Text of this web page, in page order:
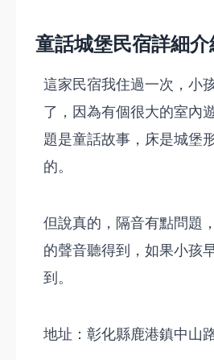
童話城堡民宿詳細介
這家民宿我住過一次，小
了，因為有個很大的室內
題是童話故事，床是城堡
的。
但說真的，隔音有點問題
的聲音聽得到，如果小孩
到。
地址：彰化縣鹿港鎮中山